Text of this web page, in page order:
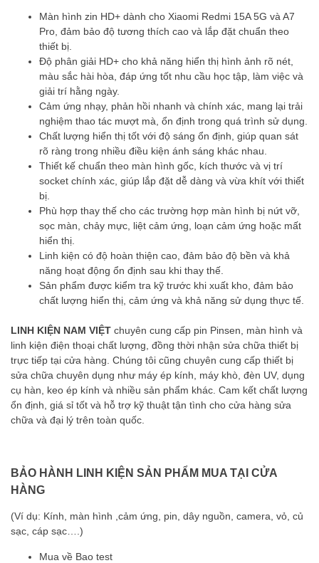
Màn hình zin HD+ dành cho Xiaomi Redmi 15A 5G và A7
Pro, đảm bảo độ tương thích cao và lắp đặt chuẩn theo
thiết bị.
Độ phân giải HD+ cho khả năng hiển thị hình ảnh rõ nét,
màu sắc hài hòa, đáp ứng tốt nhu cầu học tập, làm việc và
giải trí hằng ngày.
Cảm ứng nhạy, phản hồi nhanh và chính xác, mang lại trải
nghiệm thao tác mượt mà, ổn định trong quá trình sử dụng.
Chất lượng hiển thị tốt với độ sáng ổn định, giúp quan sát
rõ ràng trong nhiều điều kiện ánh sáng khác nhau.
Thiết kế chuẩn theo màn hình gốc, kích thước và vị trí
socket chính xác, giúp lắp đặt dễ dàng và vừa khít với thiết
bị.
Phù hợp thay thế cho các trường hợp màn hình bị nứt vỡ,
sọc màn, chảy mực, liệt cảm ứng, loạn cảm ứng hoặc mất
hiển thị.
Linh kiện có độ hoàn thiện cao, đảm bảo độ bền và khả
năng hoạt động ổn định sau khi thay thế.
Sản phẩm được kiểm tra kỹ trước khi xuất kho, đảm bảo
chất lượng hiển thị, cảm ứng và khả năng sử dụng thực tế.
LINH KIỆN NAM VIỆT chuyên cung cấp pin Pinsen, màn hình và
linh kiện điện thoại chất lượng, đồng thời nhận sửa chữa thiết bị
trực tiếp tại cửa hàng. Chúng tôi cũng chuyên cung cấp thiết bị
sửa chữa chuyên dụng như máy ép kính, máy khò, đèn UV, dụng
cụ hàn, keo ép kính và nhiều sản phẩm khác. Cam kết chất lượng
ổn định, giá sỉ tốt và hỗ trợ kỹ thuật tận tình cho cửa hàng sửa
chữa và đại lý trên toàn quốc.
BẢO HÀNH LINH KIỆN SẢN PHẨM MUA TẠI CỬA
HÀNG
(Ví dụ: Kính, màn hình ,cảm ứng, pin, dây nguồn, camera, vỏ, củ
sạc, cáp sạc….)
Mua về Bao test